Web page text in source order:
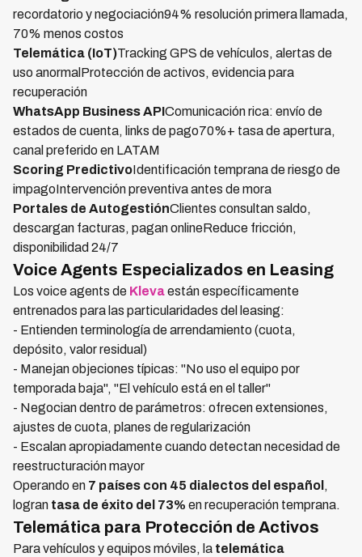
recordatorio y negociación94% resolución primera llamada,
70% menos costos
Telemática (IoT)Tracking GPS de vehículos, alertas de
uso anormalProtección de activos, evidencia para
recuperación
WhatsApp Business APIComunicación rica: envío de
estados de cuenta, links de pago70%+ tasa de apertura,
canal preferido en LATAM
Scoring PredictivoIdentificación temprana de riesgo de
impagoIntervención preventiva antes de mora
Portales de AutogestiónClientes consultan saldo,
descargan facturas, pagan onlineReduce fricción,
disponibilidad 24/7
Voice Agents Especializados en Leasing
Los voice agents de Klevaestán específicamente
entrenados para las particularidades del leasing:
- Entienden terminología de arrendamiento (cuota,
depósito, valor residual)
- Manejan objeciones típicas: "No uso el equipo por
temporada baja", "El vehículo está en el taller"
- Negocian dentro de parámetros: ofrecen extensiones,
ajustes de cuota, planes de regularización
- Escalan apropiadamente cuando detectan necesidad de
reestructuración mayor
Operando en 7 países con 45 dialectos del español ,
logran tasa de éxito del 73% en recuperación temprana.
Telemática para Protección de Activos
Para vehículos y equipos móviles, la telemática